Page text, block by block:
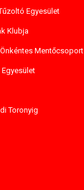
Egyesület
Klubja
Mentőcsoport
Egyesület
Toronyig